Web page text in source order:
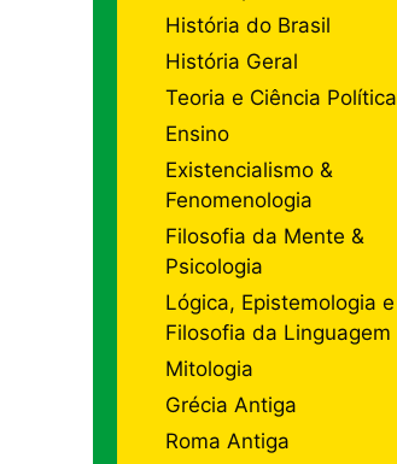
História do Brasil
História Geral
Teoria e Ciência Política
Ensino
Existencialismo &
Fenomenologia
Filosofia da Mente &
Psicologia
Lógica, Epistemologia e
Filosofia da Linguagem
Mitologia
Grécia Antiga
Roma Antiga